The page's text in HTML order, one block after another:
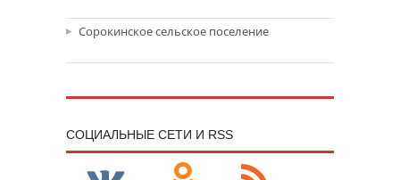
Сорокинское сельское поселение
CОЦИАЛЬНЫЕ СЕТИ И RSS